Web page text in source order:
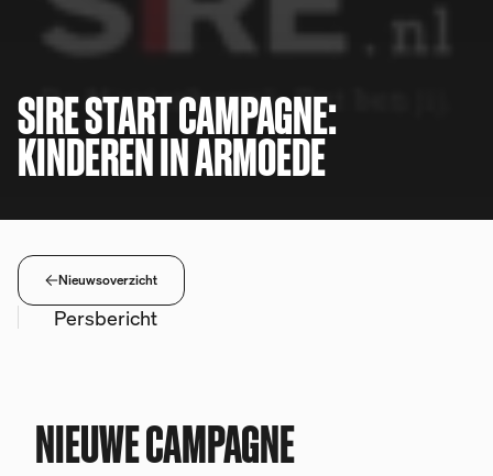
SIRE START CAMPAGNE:
KINDEREN IN ARMOEDE
Nieuwsoverzicht
Persbericht
NIEUWE CAMPAGNE